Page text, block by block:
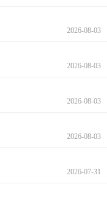
2026-08-03
2026-08-03
2026-08-03
2026-08-03
2026-07-31